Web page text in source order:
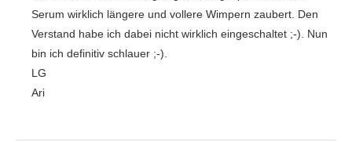
Serum wirklich längere und vollere Wimpern zaubert. Den
Verstand habe ich dabei nicht wirklich eingeschaltet ;-). Nun
bin ich definitiv schlauer ;-).
LG
Ari